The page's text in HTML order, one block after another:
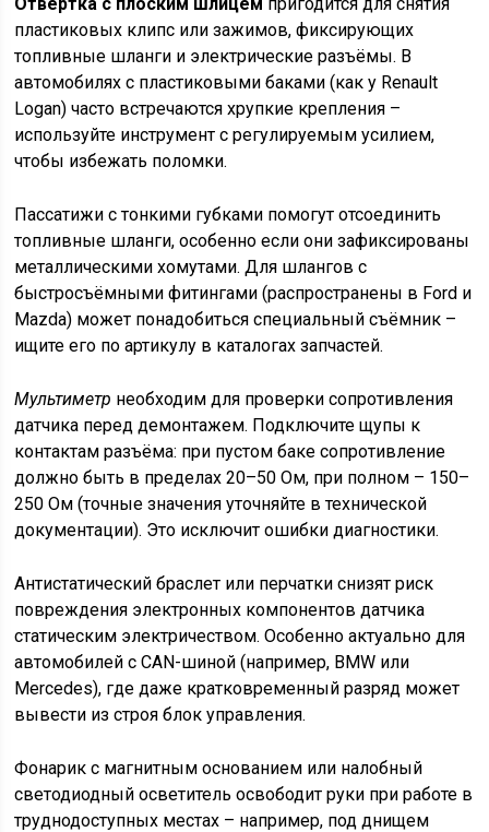
пластиковых клипс или зажимов, фиксирующих
топливные шланги и электрические разъёмы. В
автомобилях с пластиковыми баками (как у Renault
Logan) часто встречаются хрупкие крепления –
используйте инструмент с регулируемым усилием,
чтобы избежать поломки.
Пассатижи с тонкими губками помогут отсоединить
топливные шланги, особенно если они зафиксированы
металлическими хомутами. Для шлангов с
быстросъёмными фитингами (распространены в Ford и
Mazda) может понадобиться специальный съёмник –
ищите его по артикулу в каталогах запчастей.
Мультиметр необходим для проверки сопротивления
датчика перед демонтажем. Подключите щупы к
контактам разъёма: при пустом баке сопротивление
должно быть в пределах 20–50 Ом, при полном – 150–
250 Ом (точные значения уточняйте в технической
документации). Это исключит ошибки диагностики.
Антистатический браслет или перчатки снизят риск
повреждения электронных компонентов датчика
статическим электричеством. Особенно актуально для
автомобилей с CAN-шиной (например, BMW или
Mercedes), где даже кратковременный разряд может
вывести из строя блок управления.
Фонарик с магнитным основанием или налобный
светодиодный осветитель освободит руки при работе в
труднодоступных местах – например, под днищем